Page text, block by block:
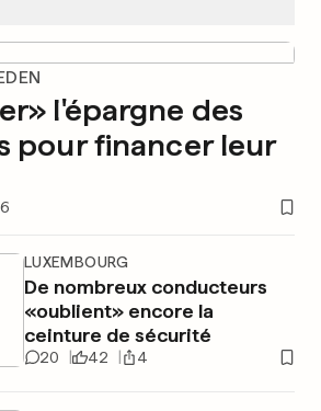
l'épargne des
pour financer leur
LUXEMBOURG
De nombreux conducteurs
«oublient» encore la
ceinture de sécurité
20 42 4